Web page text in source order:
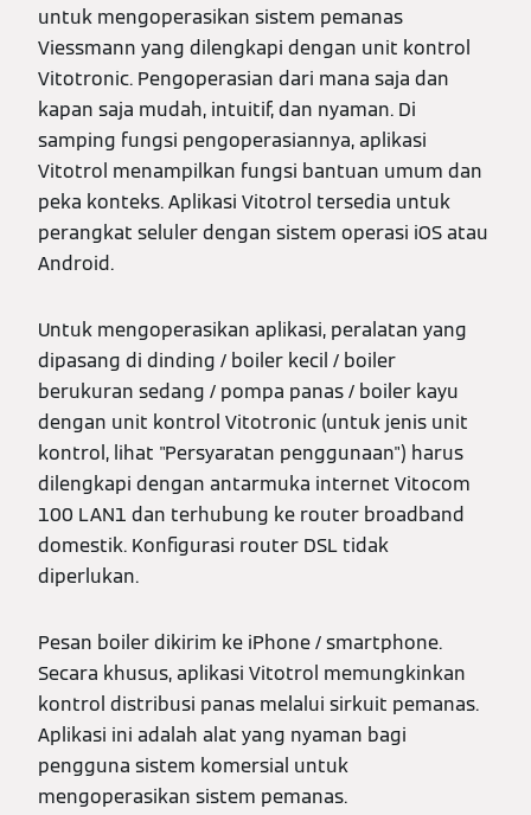
untuk mengoperasikan sistem pemanas
Viessmann yang dilengkapi dengan unit kontrol
Vitotronic. Pengoperasian dari mana saja dan
kapan saja mudah, intuitif, dan nyaman. Di
samping fungsi pengoperasiannya, aplikasi
Vitotrol menampilkan fungsi bantuan umum dan
peka konteks. Aplikasi Vitotrol tersedia untuk
perangkat seluler dengan sistem operasi iOS atau
Android.
Untuk mengoperasikan aplikasi, peralatan yang
dipasang di dinding / boiler kecil / boiler
berukuran sedang / pompa panas / boiler kayu
dengan unit kontrol Vitotronic (untuk jenis unit
kontrol, lihat "Persyaratan penggunaan") harus
dilengkapi dengan antarmuka internet Vitocom
100 LAN1 dan terhubung ke router broadband
domestik. Konfigurasi router DSL tidak
diperlukan.
Pesan boiler dikirim ke iPhone / smartphone.
Secara khusus, aplikasi Vitotrol memungkinkan
kontrol distribusi panas melalui sirkuit pemanas.
Aplikasi ini adalah alat yang nyaman bagi
pengguna sistem komersial untuk
mengoperasikan sistem pemanas.